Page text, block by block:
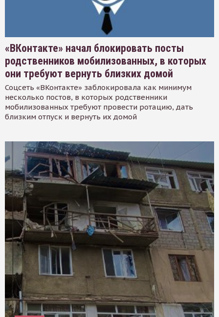
«ВКонтакте» начал блокировать посты
родственников мобилизованных, в которых
они требуют вернуть близких домой
Соцсеть «ВКонтакте» заблокировала как минимум
несколько постов, в которых родственники
мобилизованных требуют провести ротацию, дать
близким отпуск и вернуть их домой